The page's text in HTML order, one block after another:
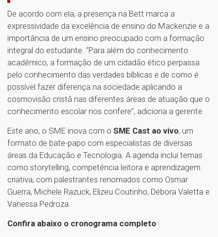
De acordo com ela, a presença na Bett marca a
expressividade da excelência de ensino do Mackenzie e a
importância de um ensino preocupado com a formação
integral do estudante. “Para além do conhecimento
acadêmico, a formação de um cidadão ético perpassa
pelo conhecimento das verdades bíblicas e de como é
possível fazer diferença na sociedade aplicando a
cosmovisão cristã nas diferentes áreas de atuação que o
conhecimento escolar nos confere”, adiciona a gerente.
Este ano, o SME inova com o SME Cast ao vivo, um
formato de bate-papo com especialistas de diversas
áreas da Educação e Tecnologia. A agenda inclui temas
como storytelling, competência leitora e aprendizagem
criativa, com palestrantes renomados como Osmar
Guerra, Michele Razuck, Elizeu Coutinho, Débora Valetta e
Vanessa Pedroza.
Confira abaixo o cronograma completo